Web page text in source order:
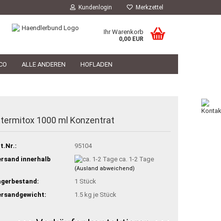
Kundenlogin Merkzettel
Ihr Warenkorb
0,00 EUR
ALLE ANDEREN HOFLADEN
1000 ml Konzentrat
95104
innerhalb
ca. 1-2 Tage
(Ausland abweichend)
1 Stück
1.5 kg je Stück